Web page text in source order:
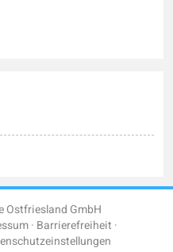
Ostfriesland GmbH
Barrierefreiheit